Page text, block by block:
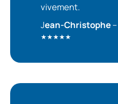
vivement.
Jean-Christophe
★★★★★